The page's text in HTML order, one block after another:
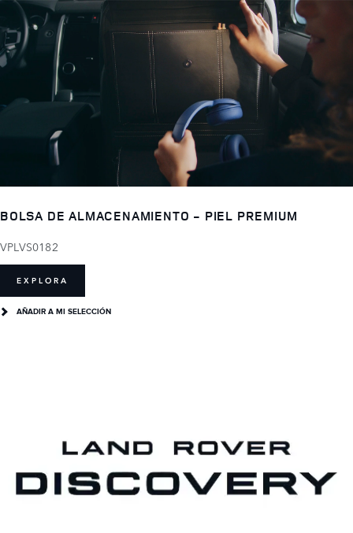
BOLSA DE ALMACENAMIENTO - PIEL PREMIUM
VPLVS0182
EXPLORA
AÑADIR A MI SELECCIÓN